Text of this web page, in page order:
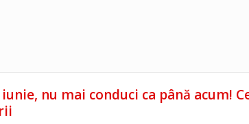
nu mai conduci ca până acum!